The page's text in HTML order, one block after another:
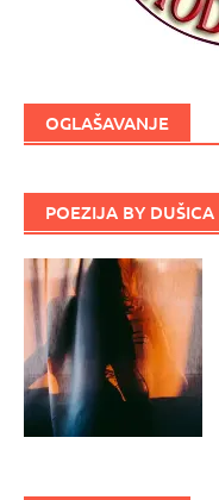
OGLAŠAVANJE
POEZIJA BY DUŠICA